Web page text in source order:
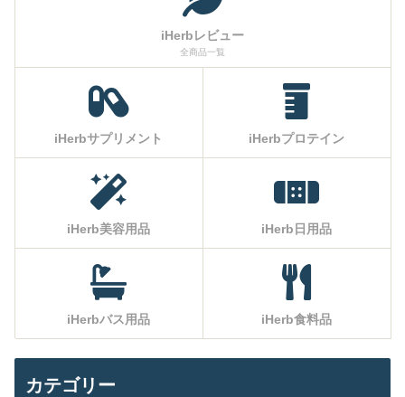
iHerbレビュー
全商品一覧
iHerbサプリメント iHerbプロテイン
iHerb美容用品 iHerb日用品
iHerbバス用品 iHerb食料品
カテゴリー